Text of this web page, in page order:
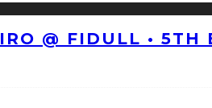
@ FIDULL • 5TH